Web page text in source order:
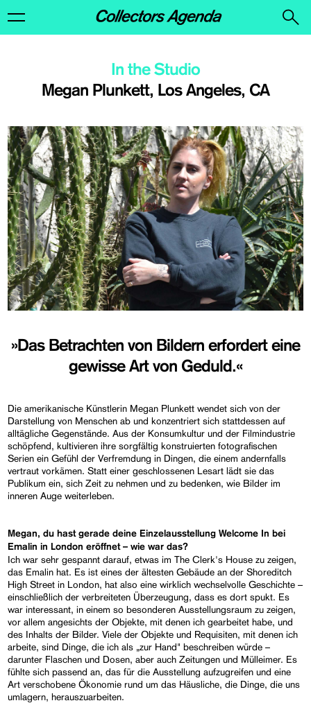
Megan Plunkett, Los Angeles, CA
In the Studio
»Das Betrachten von Bildern erfordert eine
gewisse Art von Geduld.«
Die amerikanische Künstlerin Megan Plunkett wendet sich von der
Darstellung von Menschen ab und konzentriert sich stattdessen auf
alltägliche Gegenstände. Aus der Konsumkultur und der Filmindustrie
schöpfend, kultivieren ihre sorgfältig konstruierten fotografischen
Serien ein Gefühl der Verfremdung in Dingen, die einem andernfalls
vertraut vorkämen. Statt einer geschlossenen Lesart lädt sie das
Publikum ein, sich Zeit zu nehmen und zu bedenken, wie Bilder im
inneren Auge weiterleben.
Megan, du hast gerade deine EinzelausstellungWelcome In bei
Emalin in London eröffnet – wie war das?
Ich war sehr gespannt darauf, etwas im The Clerk's House zu zeigen,
das Emalin hat. Es ist eines der ältesten Gebäude an der Shoreditch
High Street in London, hat also eine wirklich wechselvolle Geschichte –
einschließlich der verbreiteten Überzeugung, dass es dort spukt. Es
war interessant, in einem so besonderen Ausstellungsraum zu zeigen,
vor allem angesichts der Objekte, mit denen ich gearbeitet habe, und
des Inhalts der Bilder. Viele der Objekte und Requisiten, mit denen ich
arbeite, sind Dinge, die ich als „zur Hand" beschreiben würde –
darunter Flaschen und Dosen, aber auch Zeitungen und Mülleimer. Es
fühlte sich passend an, das für die Ausstellung aufzugreifen und eine
Art verschobene Ökonomie rund um das Häusliche, die Dinge, die uns
umlagern, herauszuarbeiten.